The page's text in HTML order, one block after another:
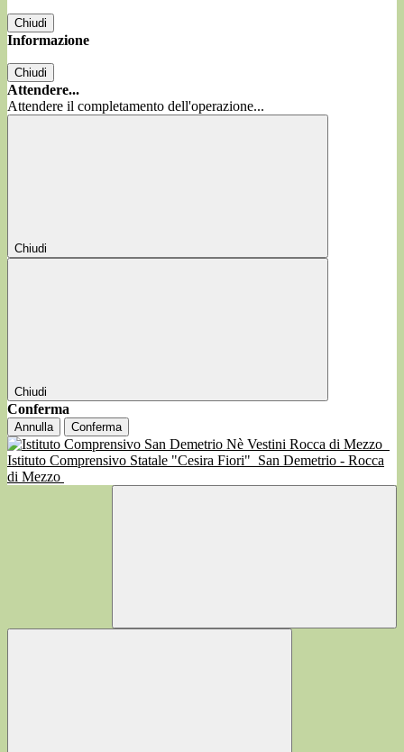
Chiudi
Informazione
Chiudi
Attendere...
Attendere il completamento dell'operazione...
Chiudi
Chiudi
Conferma
Annulla Conferma
Istituto Comprensivo Statale "Cesira Fiori" San Demetrio - Rocca
di Mezzo